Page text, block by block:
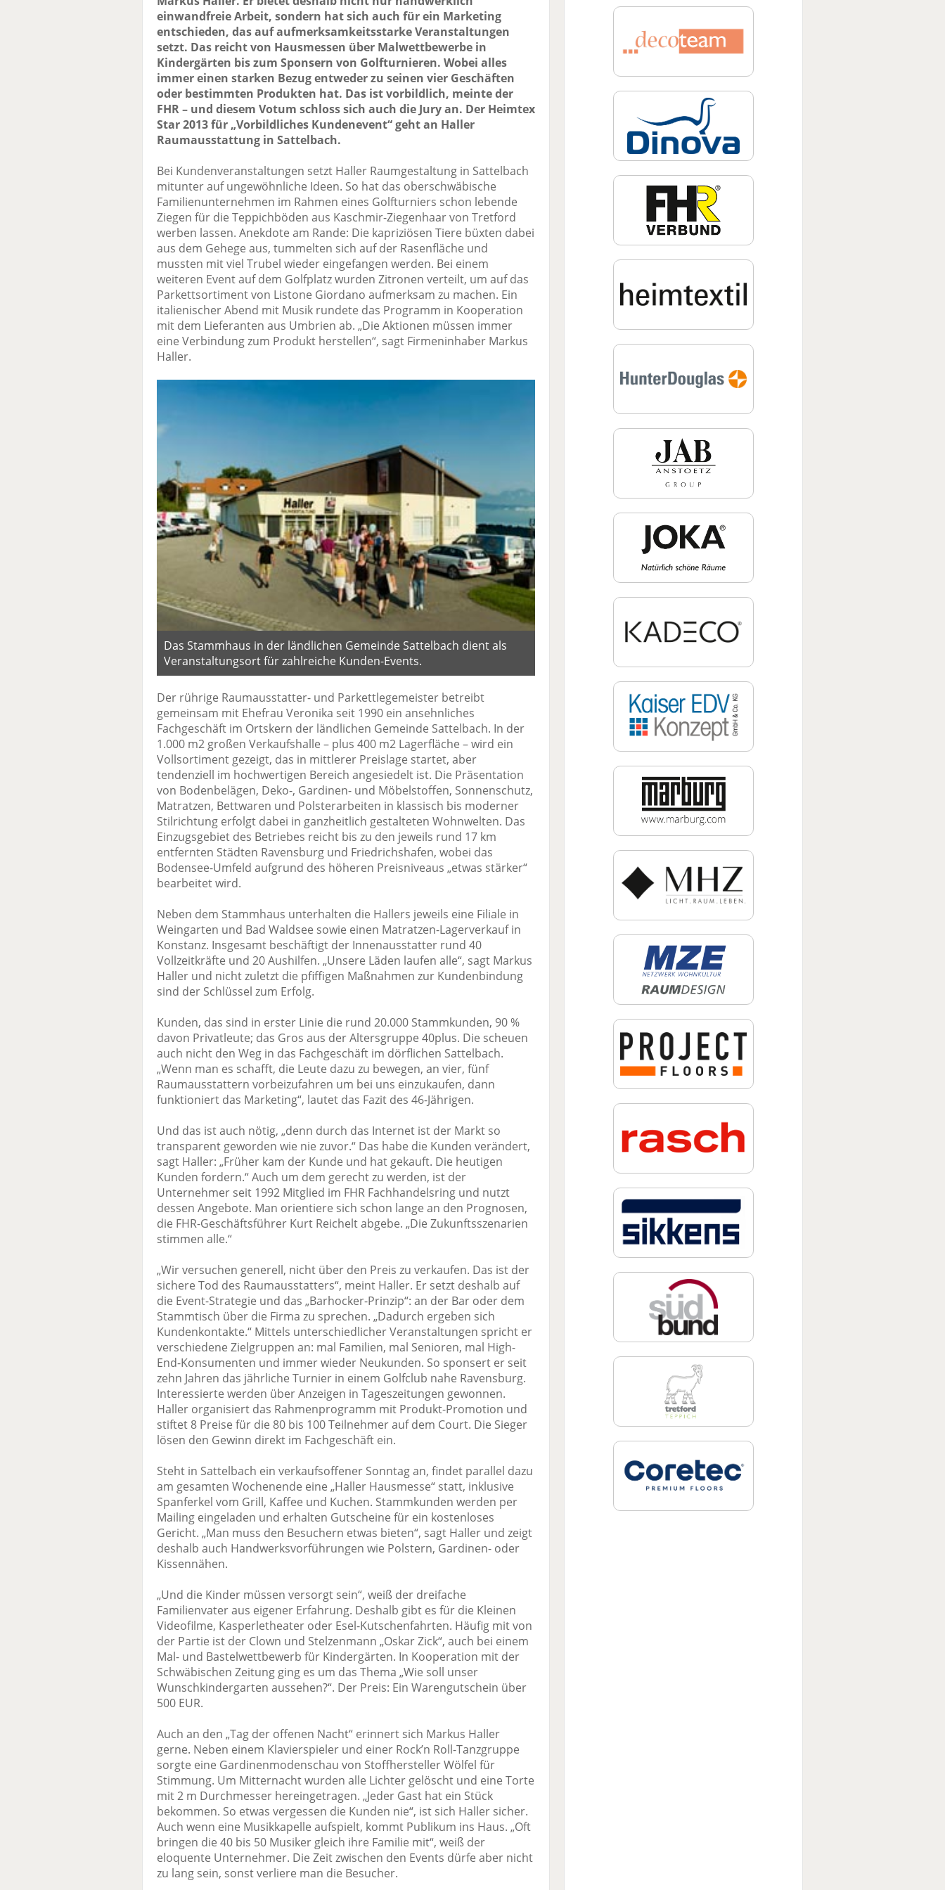
einwandfreie Arbeit, sondern hat sich auch für ein Marketing
entschieden, das auf aufmerksamkeitsstarke Veranstaltungen
setzt. Das reicht von Hausmessen über Malwettbewerbe in
Kindergärten bis zum Sponsern von Golfturnieren. Wobei alles
immer einen starken Bezug entweder zu seinen vier Geschäften
oder bestimmten Produkten hat. Das ist vorbildlich, meinte der
FHR – und diesem Votum schloss sich auch die Jury an. Der Heimtex
Star 2013 für „Vorbildliches Kundenevent“ geht an Haller
Raumausstattung in Sattelbach.
Bei Kundenveranstaltungen setzt Haller Raumgestaltung in Sattelbach
mitunter auf ungewöhnliche Ideen. So hat das oberschwäbische
Familienunternehmen im Rahmen eines Golfturniers schon lebende
Ziegen für die Teppichböden aus Kaschmir-Ziegenhaar von Tretford
werben lassen. Anekdote am Rande: Die kapriziösen Tiere büxten dabei
aus dem Gehege aus, tummelten sich auf der Rasenfläche und
mussten mit viel Trubel wieder eingefangen werden. Bei einem
weiteren Event auf dem Golfplatz wurden Zitronen verteilt, um auf das
Parkettsortiment von Listone Giordano aufmerksam zu machen. Ein
italienischer Abend mit Musik rundete das Programm in Kooperation
mit dem Lieferanten aus Umbrien ab. „Die Aktionen müssen immer
eine Verbindung zum Produkt herstellen“, sagt Firmeninhaber Markus
Haller.
Das Stammhaus in der ländlichen Gemeinde Sattelbach dient als
Veranstaltungsort für zahlreiche Kunden-Events.
Der rührige Raumausstatter- und Parkettlegemeister betreibt
gemeinsam mit Ehefrau Veronika seit 1990 ein ansehnliches
Fachgeschäft im Ortskern der ländlichen Gemeinde Sattelbach. In der
1.000 m2 großen Verkaufshalle – plus 400 m2 Lagerfläche – wird ein
Vollsortiment gezeigt, das in mittlerer Preislage startet, aber
tendenziell im hochwertigen Bereich angesiedelt ist. Die Präsentation
von Bodenbelägen, Deko-, Gardinen- und Möbelstoffen, Sonnenschutz,
Matratzen, Bettwaren und Polsterarbeiten in klassisch bis moderner
Stilrichtung erfolgt dabei in ganzheitlich gestalteten Wohnwelten. Das
Einzugsgebiet des Betriebes reicht bis zu den jeweils rund 17 km
entfernten Städten Ravensburg und Friedrichshafen, wobei das
Bodensee-Umfeld aufgrund des höheren Preisniveaus „etwas stärker“
bearbeitet wird.
Neben dem Stammhaus unterhalten die Hallers jeweils eine Filiale in
Weingarten und Bad Waldsee sowie einen Matratzen-Lagerverkauf in
Konstanz. Insgesamt beschäftigt der Innenausstatter rund 40
Vollzeitkräfte und 20 Aushilfen. „Unsere Läden laufen alle“, sagt Markus
Haller und nicht zuletzt die pfiffigen Maßnahmen zur Kundenbindung
sind der Schlüssel zum Erfolg.
Kunden, das sind in erster Linie die rund 20.000 Stammkunden, 90 %
davon Privatleute; das Gros aus der Altersgruppe 40plus. Die scheuen
auch nicht den Weg in das Fachgeschäft im dörflichen Sattelbach.
„Wenn man es schafft, die Leute dazu zu bewegen, an vier, fünf
Raumausstattern vorbeizufahren um bei uns einzukaufen, dann
funktioniert das Marketing“, lautet das Fazit des 46-Jährigen.
Und das ist auch nötig, „denn durch das Internet ist der Markt so
transparent geworden wie nie zuvor.“ Das habe die Kunden verändert,
sagt Haller: „Früher kam der Kunde und hat gekauft. Die heutigen
Kunden fordern.“ Auch um dem gerecht zu werden, ist der
Unternehmer seit 1992 Mitglied im FHR Fachhandelsring und nutzt
dessen Angebote. Man orientiere sich schon lange an den Prognosen,
die FHR-Geschäftsführer Kurt Reichelt abgebe. „Die Zukunftsszenarien
stimmen alle.“
„Wir versuchen generell, nicht über den Preis zu verkaufen. Das ist der
sichere Tod des Raumausstatters“, meint Haller. Er setzt deshalb auf
die Event-Strategie und das „Barhocker-Prinzip“: an der Bar oder dem
Stammtisch über die Firma zu sprechen. „Dadurch ergeben sich
Kundenkontakte.“ Mittels unterschiedlicher Veranstaltungen spricht er
verschiedene Zielgruppen an: mal Familien, mal Senioren, mal High-
End-Konsumenten und immer wieder Neukunden. So sponsert er seit
zehn Jahren das jährliche Turnier in einem Golfclub nahe Ravensburg.
Interessierte werden über Anzeigen in Tageszeitungen gewonnen.
Haller organisiert das Rahmenprogramm mit Produkt-Promotion und
stiftet 8 Preise für die 80 bis 100 Teilnehmer auf dem Court. Die Sieger
lösen den Gewinn direkt im Fachgeschäft ein.
Steht in Sattelbach ein verkaufsoffener Sonntag an, findet parallel dazu
am gesamten Wochenende eine „Haller Hausmesse“ statt, inklusive
Spanferkel vom Grill, Kaffee und Kuchen. Stammkunden werden per
Mailing eingeladen und erhalten Gutscheine für ein kostenloses
Gericht. „Man muss den Besuchern etwas bieten“, sagt Haller und zeigt
deshalb auch Handwerksvorführungen wie Polstern, Gardinen- oder
Kissennähen.
„Und die Kinder müssen versorgt sein“, weiß der dreifache
Familienvater aus eigener Erfahrung. Deshalb gibt es für die Kleinen
Videofilme, Kasperletheater oder Esel-Kutschenfahrten. Häufig mit von
der Partie ist der Clown und Stelzenmann „Oskar Zick“, auch bei einem
Mal- und Bastelwettbewerb für Kindergärten. In Kooperation mit der
Schwäbischen Zeitung ging es um das Thema „Wie soll unser
Wunschkindergarten aussehen?“. Der Preis: Ein Warengutschein über
500 EUR.
Auch an den „Tag der offenen Nacht“ erinnert sich Markus Haller
gerne. Neben einem Klavierspieler und einer Rock’n Roll-Tanzgruppe
sorgte eine Gardinenmodenschau von Stoffhersteller Wölfel für
Stimmung. Um Mitternacht wurden alle Lichter gelöscht und eine Torte
mit 2 m Durchmesser hereingetragen. „Jeder Gast hat ein Stück
bekommen. So etwas vergessen die Kunden nie“, ist sich Haller sicher.
Auch wenn eine Musikkapelle aufspielt, kommt Publikum ins Haus. „Oft
bringen die 40 bis 50 Musiker gleich ihre Familie mit“, weiß der
eloquente Unternehmer. Die Zeit zwischen den Events dürfe aber nicht
zu lang sein, sonst verliere man die Besucher.